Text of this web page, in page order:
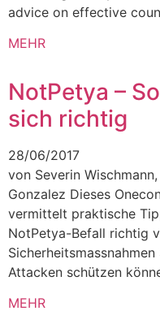
advice on effective
MEHR
NotPetya –
sich richtig
28/06/2017
von Severin
Gonzalez Dieses
vermittelt praktische
NotPetya-Befall richtig
Attacken schützen
MEHR